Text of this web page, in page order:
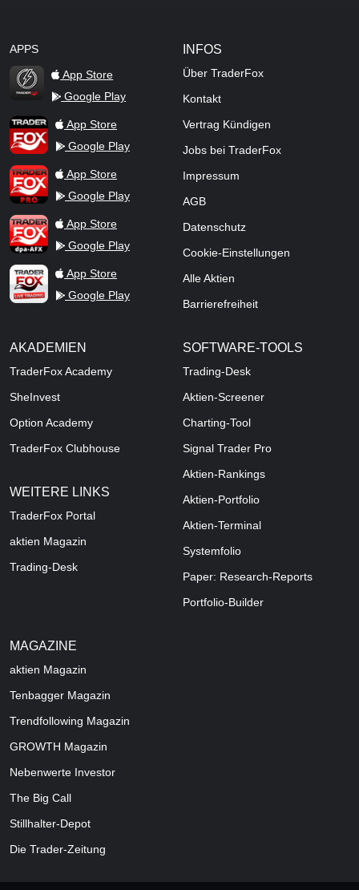
APPS
TraderFox Flash
App Store
Google Play
TraderFox AppApp Store
Google Play
TraderFox ProApp Store
Google Play
TraderFox dpa-AFX ProFeed
App Store
Google Play
TraderFox Live Trading
App Store
Google Play
INFOS
Über TraderFox
Kontakt
Vertrag Kündigen
Jobs bei TraderFox
Impressum
AGB
Datenschutz
Cookie-Einstellungen
Alle Aktien
Barrierefreiheit
AKADEMIEN
TraderFox Academy
SheInvest
Option Academy
TraderFox Clubhouse
WEITERE LINKS
TraderFox Portal
aktien Magazin
Trading-Desk
SOFTWARE-TOOLS
Trading-Desk
Aktien-Screener
Charting-Tool
Signal Trader Pro
Aktien-Rankings
Aktien-Portfolio
Aktien-Terminal
Systemfolio
Paper: Research-Reports
Portfolio-Builder
MAGAZINE
aktien Magazin
Tenbagger Magazin
Trendfollowing Magazin
GROWTH Magazin
Nebenwerte Investor
The Big Call
Stillhalter-Depot
Die Trader-Zeitung